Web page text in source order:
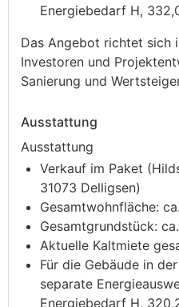
Energiebedarf H,
Das Angebot richtet sich
Investoren und
Sanierung und
Ausstattung
Ausstattung
Verkauf im Paket
31073 Delligsen)
Gesamtwohnfläche:
Gesamtgrundstück:
Aktuelle Kaltmiete
Für die Gebäude in
separate
Energiebedarf H,